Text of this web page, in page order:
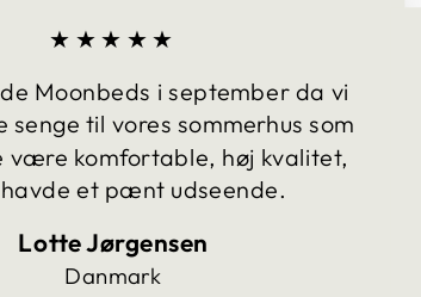
★★★★★
Moonbeds i september da vi
senge til vores sommerhus som
være komfortable, høj kvalitet,
et pænt udseende.
Lotte Jørgensen
Danmark